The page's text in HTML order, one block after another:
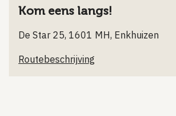
Kom eens langs!
De Star 25, 1601 MH, Enkhuizen
Routebeschrijving